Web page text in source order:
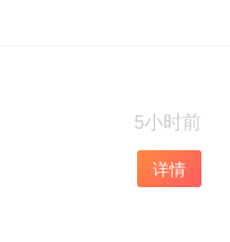
5小时前
详情